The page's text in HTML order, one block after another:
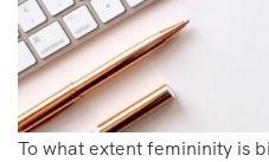
To what extent femininity is